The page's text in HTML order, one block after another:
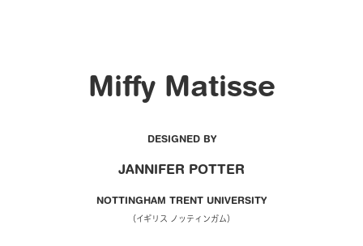
Miffy Matisse
DESIGNED BY
JANNIFER POTTER
NOTTINGHAM TRENT UNIVERSITY
（イギリス ノッティンガム）